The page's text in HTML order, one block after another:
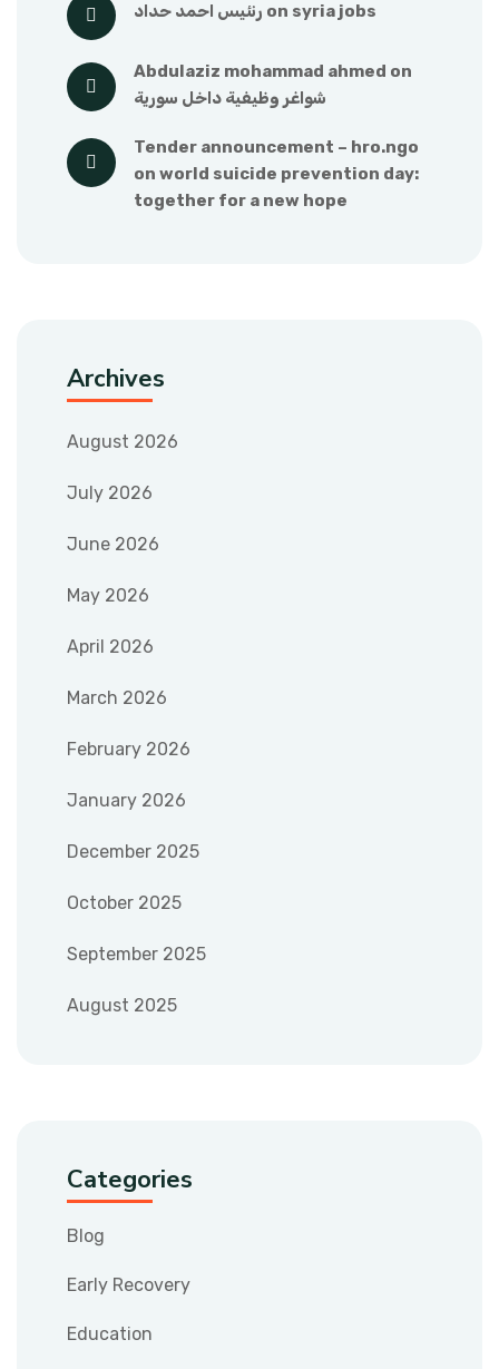
رنئيس احمد حداد on syria jobs
abdulaziz mohammad ahmed
شواغر وظيفية داخل سورية
tender announcement – hro.ngo
on world suicide prevention day:
together for a new hope
Archives
August 2026
July 2026
June 2026
May 2026
April 2026
March 2026
February 2026
January 2026
December 2025
October 2025
September 2025
August 2025
Categories
Blog
Early Recovery
Education